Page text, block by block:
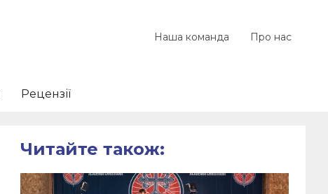
Наша команда Про нас
Рецензії
Читайте також: